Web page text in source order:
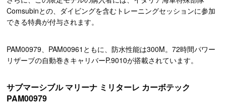
Comsubinとの、ダイビングを含むトレーニングセッションに参加
できる特典が付与されます。
PAM00979、PAM00961ともに、防水性能は300M。72時間パワー
リザーブの自動巻きキャリバーP.9010が搭載されています。
サブマーシブル マリーナ ミリターレ カーボテック
PAM00979